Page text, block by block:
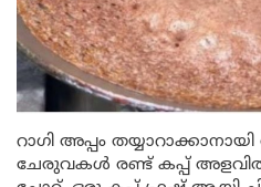
റാഗി അപ്പം
ചേരുവകൾ രണ്ട് കപ്പ് അളവിൽ